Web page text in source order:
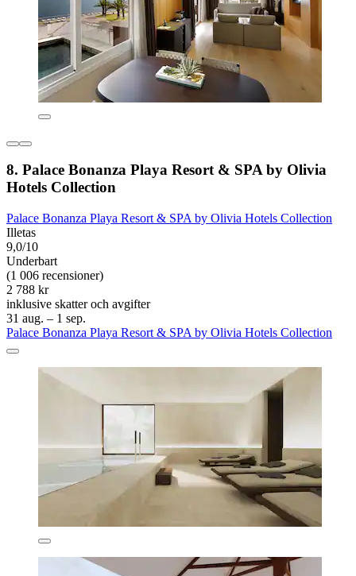
8. Palace Bonanza Playa Resort & SPA by Olivia
Hotels Collection
Palace Bonanza Playa Resort & SPA by Olivia Hotels Collection
Illetas
9,0/10
Underbart
(1 006 recensioner)
2 788 kr
inklusive skatter och avgifter
31 aug. – 1 sep.
Palace Bonanza Playa Resort & SPA by Olivia Hotels Collection